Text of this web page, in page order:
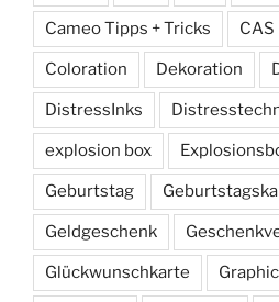
Cameo Tipps + Tricks CAS
Coloration Dekoration
DistressInks
explosion box
Geburtstag
Geldgeschenk
Glückwunschkarte